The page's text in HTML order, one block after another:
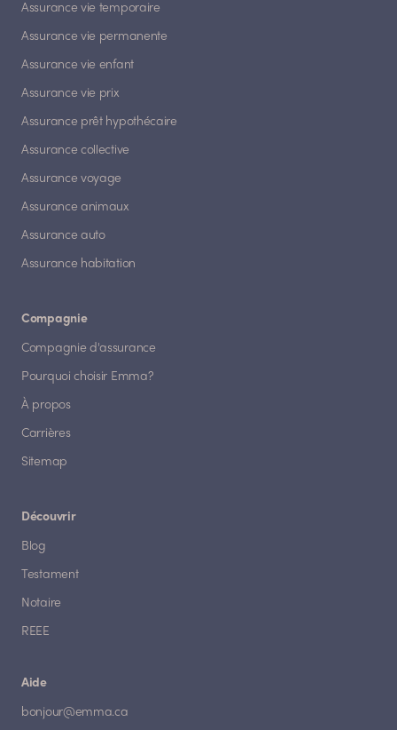
Assurance vie temporaire
Assurance vie permanente
Assurance vie enfant
Assurance vie prix
Assurance prêt hypothécaire
Assurance collective
Assurance voyage
Assurance animaux
Assurance auto
Assurance habitation
Compagnie
Compagnie d'assurance
Pourquoi choisir Emma?
À propos
Carrières
Sitemap
Découvrir
Blog
Testament
Notaire
REEE
Aide
bonjour@emma.ca